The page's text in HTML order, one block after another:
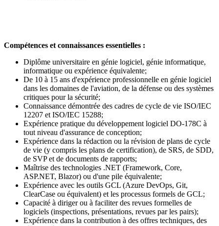
Compétences et connaissances essentielles :
Diplôme universitaire en génie logiciel, génie informatique,
informatique ou expérience équivalente;
De 10 à 15 ans d'expérience professionnelle en génie logiciel
dans les domaines de l'aviation, de la défense ou des systèmes
critiques pour la sécurité;
Connaissance démontrée des cadres de cycle de vie ISO/IEC
12207 et ISO/IEC 15288;
Expérience pratique du développement logiciel DO-178C à
tout niveau d'assurance de conception;
Expérience dans la rédaction ou la révision de plans de cycle
de vie (y compris les plans de certification), de SRS, de SDD,
de SVP et de documents de rapports;
Maîtrise des technologies .NET (Framework, Core,
ASP.NET, Blazor) ou d'une pile équivalente;
Expérience avec les outils GCL (Azure DevOps, Git,
ClearCase ou équivalent) et les processus formels de GCL;
Capacité à diriger ou à faciliter des revues formelles de
logiciels (inspections, présentations, revues par les pairs);
Expérience dans la contribution à des offres techniques, des